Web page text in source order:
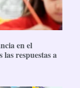
en el
respuestas a